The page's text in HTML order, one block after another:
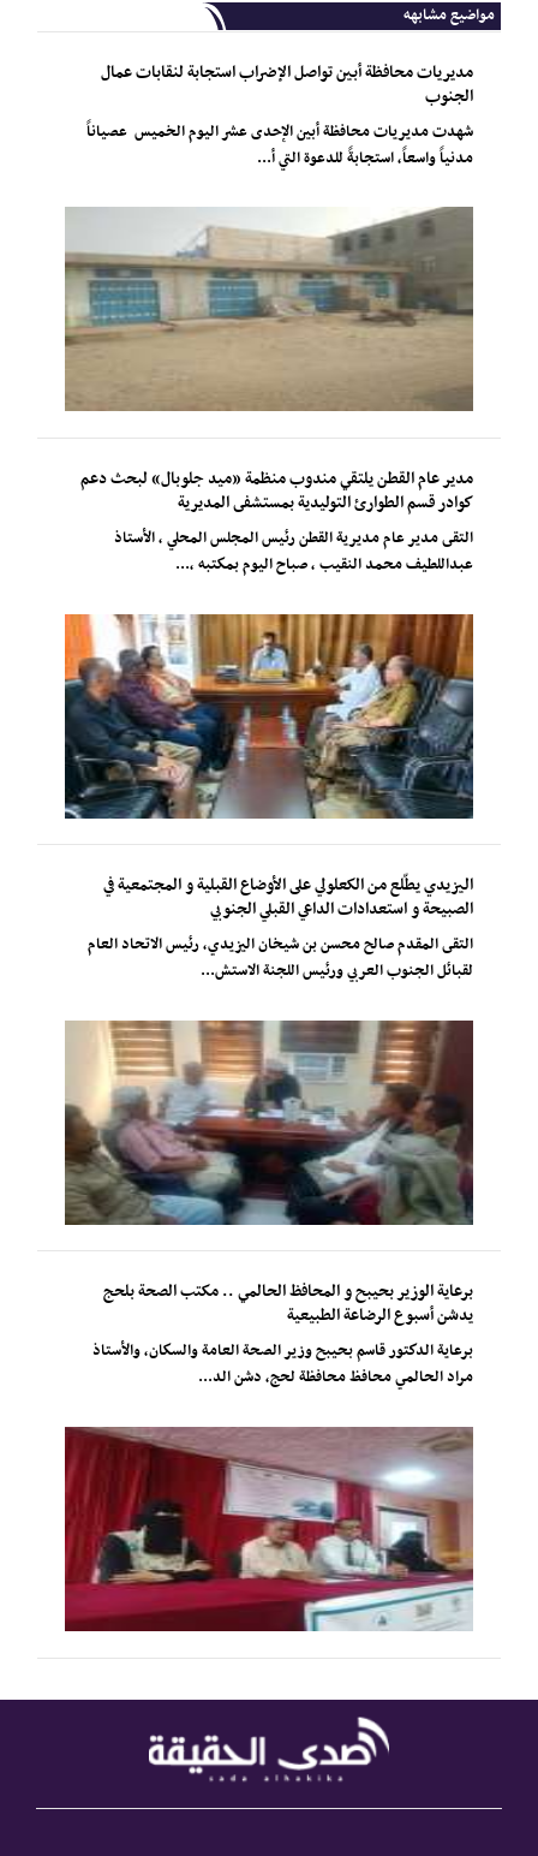
مواضيع مشابهه
مديريات محافظة أبين تواصل الإضراب استجابة لنقابات عمال
الجنوب
شهدت مديريات محافظة أبين الإحدى عشر اليوم الخميس عصياناً
مدنياً واسعاً، استجابةً للدعوة التي أ...
مدير عام القطن يلتقي مندوب منظمة «ميد جلوبال» لبحث دعم
كوادر قسم الطوارئ التوليدية بمستشفى المديرية
التقى مدير عام مديرية القطن رئيس المجلس المحلي ، الأستاذ
عبداللطيف محمد النقيب ، صباح اليوم بمكتبه ،...
اليزيدي يطّلع من الكعلولي على الأوضاع القبلية و المجتمعية في
الصبيحة و استعدادات الداعي القبلي الجنوبي
التقى المقدم صالح محسن بن شيخان اليزيدي، رئيس الاتحاد العام
لقبائل الجنوب العربي ورئيس اللجنة الاستش...
برعاية الوزير بحيبح و المحافظ الحالمي .. مكتب الصحة بلحج
يدشن أسبوع الرضاعة الطبيعية
برعاية الدكتور قاسم بحيبح وزير الصحة العامة والسكان، والأستاذ
مراد الحالمي محافظ محافظة لحج، دشن الد...